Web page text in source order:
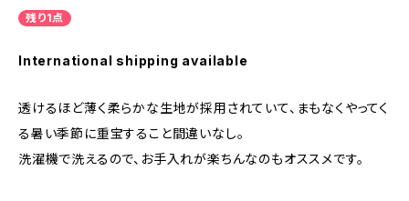
残り1点
International shipping available
透けるほど薄く柔らかな生地が採用されていて、まもなくやってく
る暑い季節に重宝すること間違いなし。
洗濯機で洗えるので、お手入れが楽ちんなのもオススメです。